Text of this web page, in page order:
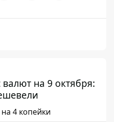
на 9 октября:
4 копейки